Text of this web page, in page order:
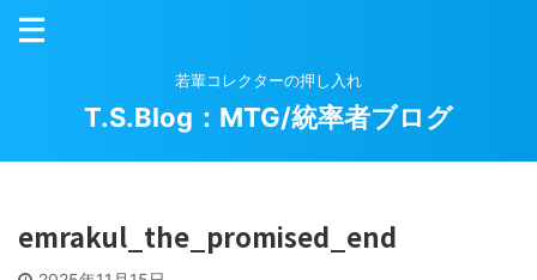
若輩コレクターの押し入れ
T.S.Blog：MTG/統率者ブログ
emrakul_the_promised_end